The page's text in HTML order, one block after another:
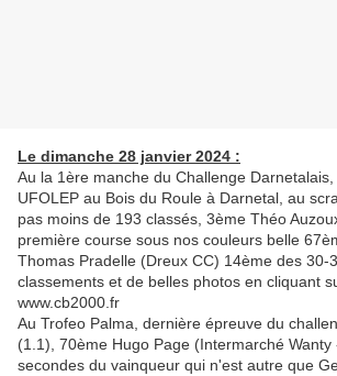
Le dimanche 28 janvier 2024 :
Au la 1ère manche du Challenge
UFOLEP au Bois du Roule à Darnetal, au
pas moins de 193 classés, 3ème Théo
première course sous nos couleurs belle
Thomas Pradelle (Dreux CC) 14ème des 30-
classements et de belles photos en cliquant
www.cb2000.fr
Au Trofeo Palma, dernière épreuve du
(1.1), 70ème Hugo Page (Intermarché Wanty
secondes du vainqueur qui n'est autre que